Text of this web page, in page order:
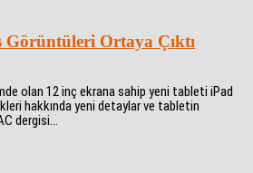
Ortaya Çıktı
olan 12 inç ekrana sahip yeni tableti iPad
hakkında yeni detaylar ve tabletin
dergisi...